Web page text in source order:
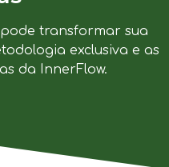
transformar sua
exclusiva e as
da InnerFlow.